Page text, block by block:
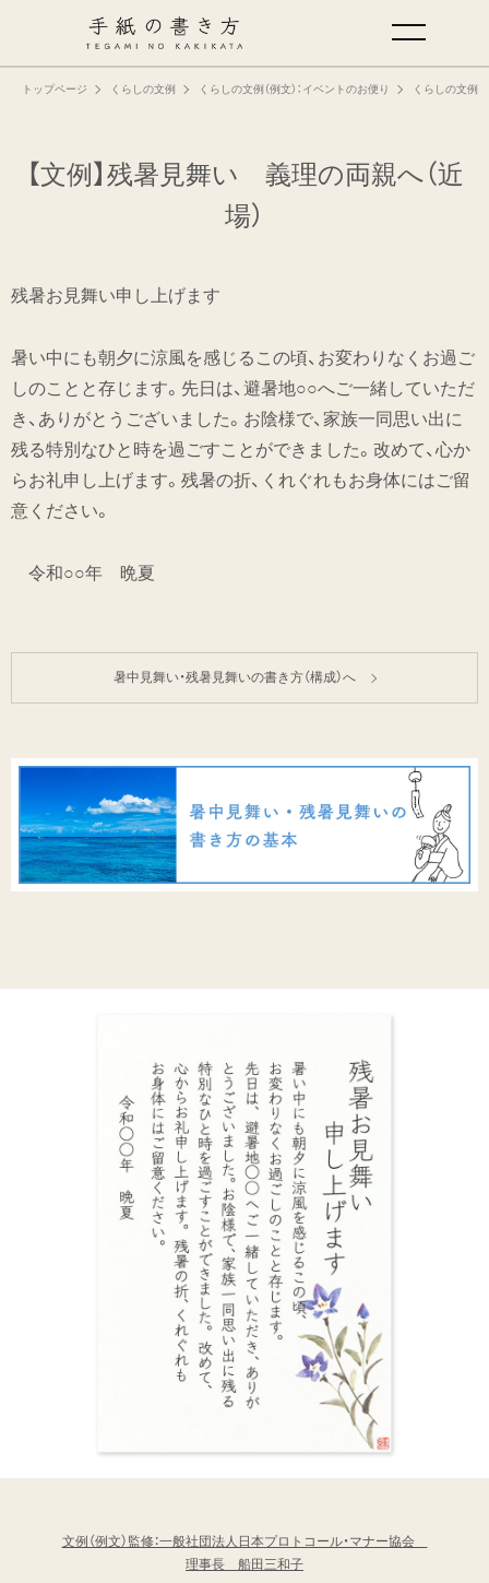
トップページ くらしの文例 くらしの文例（例文）：イベントのお便り くらしの文例（
【文例】残暑見舞い 義理の両親へ（近
場）
残暑お見舞い申し上げます
暑い中にも朝夕に涼風を感じるこの頃、お変わりなくお過ご
しのことと存じます。先日は、避暑地○○へご一緒していただ
き、ありがとうございました。お陰様で、家族一同思い出に
残る特別なひと時を過ごすことができました。改めて、心か
らお礼申し上げます。残暑の折、くれぐれもお身体にはご留
意ください。
令和○○年 晩夏
暑中見舞い・残暑見舞いの書き方（構成）へ
文例（例文）監修：一般社団法人日本プロトコール・マナー協会
理事長 船田三和子
手紙の基本
仕事の手紙の書き方
仕事の文例
特集
ミドリオフィシャルサイト